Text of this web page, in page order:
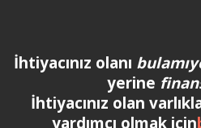
İhtiyacınız olanı
yerine
İhtiyacınız olan
yardımcı olmak için